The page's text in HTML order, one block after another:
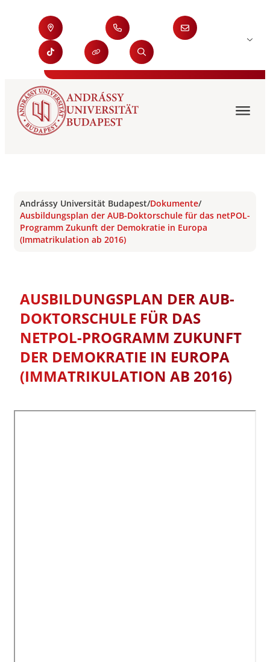
Andrássy Universität Budapest/Dokumente/
Ausbildungsplan der AUB-Doktorschule für das netPOL-
Programm Zukunft der Demokratie in Europa
(Immatrikulation ab 2016)
AUSBILDUNGSPLAN DER AUB-
DOKTORSCHULE FÜR DAS
NETPOL-PROGRAMM ZUKUNFT
DER DEMOKRATIE IN EUROPA
(IMMATRIKULATION AB 2016)